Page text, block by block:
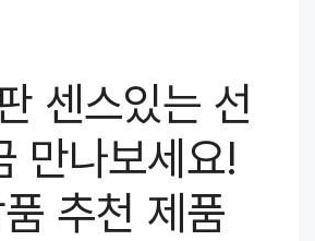
센스있는 선
만나보세요!
추천 제품